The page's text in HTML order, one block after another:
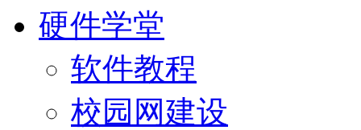
硬件学堂
软件教程
校园网建设